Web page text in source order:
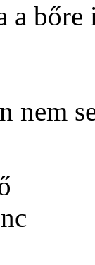
a
nem